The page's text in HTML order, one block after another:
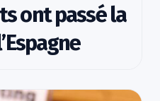
ont passé la